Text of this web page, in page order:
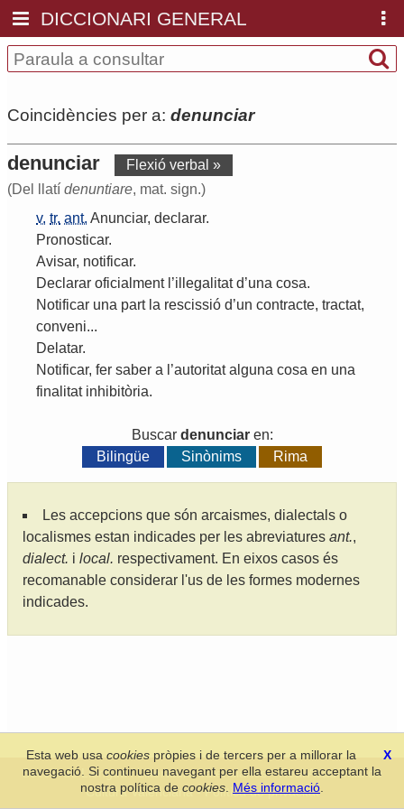
DICCIONARI GENERAL
Coincidències per a: denunciar
denunciar
Flexió verbal »
(Del llatí denuntiare, mat. sign.)
v. tr. ant. Anunciar, declarar.
Pronosticar.
Avisar, notificar.
Declarar oficialment ’illegalitat d’una cosa.
Notificar una part la rescissió d’un contracte, tractat,
conveni...
Delatar.
Notificar, fer saber a ’autoritat alguna cosa en una
finalitat inhibitòria.
Buscar denunciaren:
Bilingüe
Sinònims Rima
Les accepcions que són arcaismes, dialectals o
localismes estan indicades per les abreviatures ant.,
dialect. i local. respectivament. En eixos casos és
recomanable considerar l'us de les formes modernes
indicades.
Secció de Llengua i Lliteratura Valencianes-Real Acadèmia de
Cultura Valenciana-Política de privacitat
X
Esta web usacookies pròpies i de tercers per a millorar la
navegació. Si continueu navegant per ella estareu acceptant la
nostra política de cookies Més informació